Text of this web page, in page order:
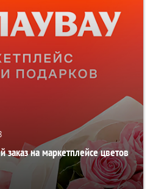
на маркетплейсе цветов